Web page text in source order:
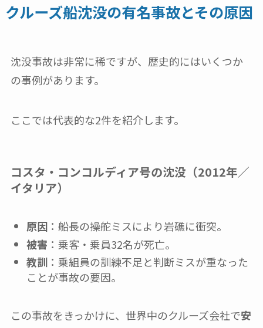
クルーズ船沈没の有名事故とその原因
沈没事故は非常に稀ですが、歴史的にはいくつか
の事例があります。
ここでは代表的な2件を紹介します。
コスタ・コンコルディア号の沈没（2012年／
イタリア）
原因：船長の操舵ミスにより岩礁に衝突。
被害 ：乗客・乗員32名が死亡。
教訓：乗組員の訓練不足と判断ミスが重なった
ことが事故の要因。
この事故をきっかけに、世界中のクルーズ会社で安